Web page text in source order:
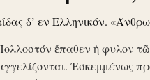
δ’ εν Ελληνικόν.
ἔπαθεν ἡ φυλον
Ἐσκεμμένως